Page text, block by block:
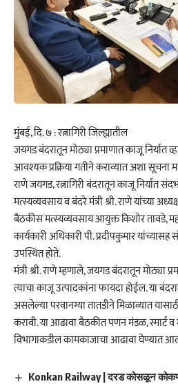
मुंबई, दि. ७ : रत्नागिरी जिल्ह्यातील
जयगड बंदरातून मोठ्या प्रमाणात काजू निर्यात
आवश्यक प्रक्रिया गतीने कराव्यात अशा सूचना
राणे जयगड, रत्नागिरी बंदरातून काजू निर्यात
मत्स्यव्यवसाय व बंदरे मंत्री श्री. राणे यांच्या
बैठकीस मत्स्यव्यवसाय आयुक्त किशोर तावडे,
कार्यकारी अधिकारी पी. प्रदीपकुमार
उपस्थित होते.
मंत्री श्री. राणे म्हणाले, जयगड बंदरातून मोठ्या
त्याचा काजू उत्पादकांना फायदा होईल. या
असलेल्या परवानग्या तातडीने मिळाव्यात
करावी. या आढावा बैठकीत पणन मंडळ, स्मार्ट
विभागाकडील कामकाजाचा आढावा घेण्यात
Konkan Railway | दरड कोसळून कोकण